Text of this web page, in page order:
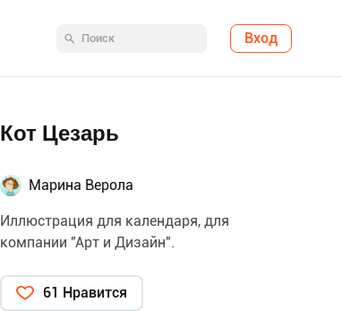
Вход
Кот Цезарь
Марина Верола
Иллюстрация для календаря, для
компании "Арт и Дизайн".
61 Нравится